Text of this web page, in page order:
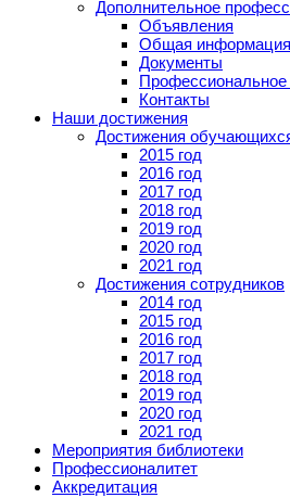
Дополнительное
Объявления
Общая информация
Документы
Профессиональное
Контакты
Наши достижения
Достижения
2015 год
2016 год
2017 год
2018 год
2019 год
2020 год
2021 год
Достижения сотрудников
2014 год
2015 год
2016 год
2017 год
2018 год
2019 год
2020 год
2021 год
Мероприятия библиотеки
Профессионалитет
Аккредитация